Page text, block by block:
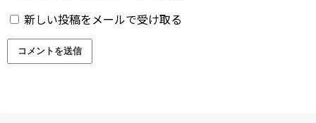
新しい投稿をメールで受け取る